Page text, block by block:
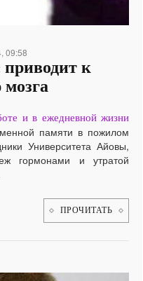
09:58
к
и в ежедневной жизни
памяти в пожилом
Университета Айовы,
гормонами и утратой
ПРОЧИТАТЬ